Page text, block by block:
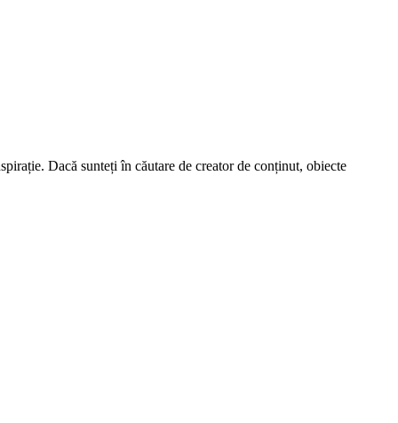
Dacă sunteți în căutare de creator de conținut, obiecte